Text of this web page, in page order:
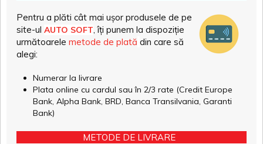
Pentru a plăti cât mai ușor produsele de pe
site-ul AUTO SOFT, îți punem la dispoziție
următoarele metode de plată din care să
alegi:
Numerar la livrare
Plata online cu cardul sau în 2/3 rate (Credit Europe
Bank, Alpha Bank, BRD, Banca Transilvania, Garanti
Bank)
METODE DE LIVRARE